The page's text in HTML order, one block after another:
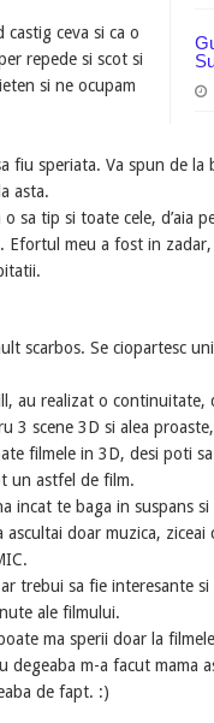
ceva si ca o
repede si scot si
si ne ocupam
fiu speriata. Va spun de la
asta.
sa tip si toate cele, d’aia
meu a fost in
scarbos. Se ciopartesc
au realizat o continuitate,
3 scene 3D si alea
filmele in 3D, desi poti
un astfel de film.
incat te baga in suspans
doar muzica, ziceai
trebui sa fie interesante
ale filmului.
ma sperii doar la
m-a facut mama
de fapt. :)